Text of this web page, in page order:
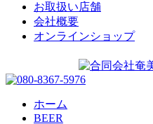
お取扱い店舗
会社概要
オンラインショップ
ホーム
BEER